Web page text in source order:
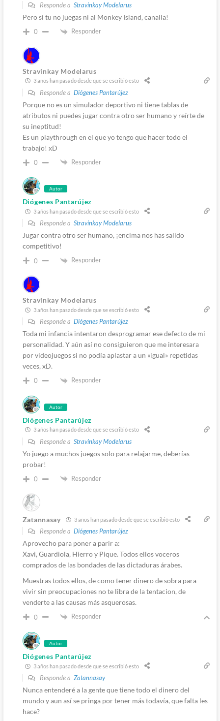
Responde a Stravinkay Modelarus
Pero si tu no juegas ni al Monkey Island, canalla!
0 Responder
Stravinkay Modelarus
3 años han pasado desde que se escribió esto
Responde a Diógenes Pantarújez
Porque no es un simulador deportivo ni tiene tablas de
atributos ni puedes jugar contra otro ser humano y reírte de
su ineptitud!
Es un playthrough en el que yo tengo que hacer todo el
trabajo! xD
0 Responder
Autor
Diógenes Pantarújez
3 años han pasado desde que se escribió esto
Responde a Stravinkay Modelarus
Jugar contra otro ser humano, ¡encima nos has salido
competitivo!
0 Responder
Stravinkay Modelarus
3 años han pasado desde que se escribió esto
Responde a Diógenes Pantarújez
Toda mi infancia intentaron desprogramar ese defecto de mi
personalidad. Y aún así no consiguieron que me interesara
por videojuegos si no podía aplastar a un «igual» repetidas
veces, xD.
0 Responder
Autor
Diógenes Pantarújez
3 años han pasado desde que se escribió esto
Responde a Stravinkay Modelarus
Yo juego a muchos juegos solo para relajarme, deberías
probar!
0 Responder
Zatannasay 3 años han pasado desde que se escribió esto
Responde a Diógenes Pantarújez
Aprovecho para poner a parir a:
Xavi, Guardiola, Hierro y Pique. Todos ellos voceros
comprados de las bondades de las dictaduras árabes.
Muestras todos ellos, de como tener dinero de sobra para
vivir sin preocupaciones no te libra de la tentacion, de
venderte a las causas más asquerosas.
0 Responder
Autor
Diógenes Pantarújez
3 años han pasado desde que se escribió esto
Responde a Zatannasay
Nunca entenderé a la gente que tiene todo el dinero del
mundo y aun así se pringa por tener más todavía, que falta les
hace?